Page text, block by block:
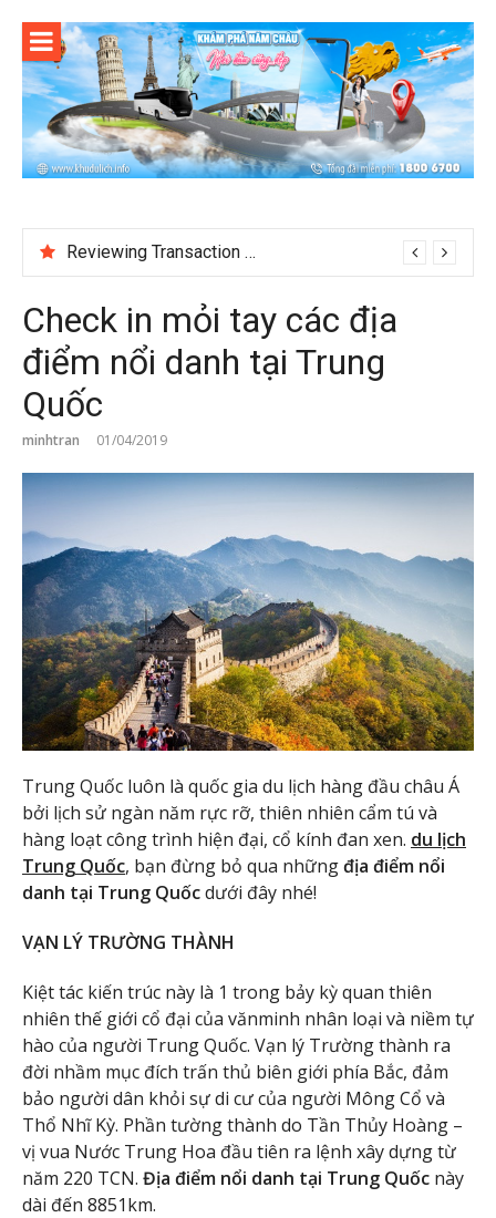
content
Reviewing Transaction History at BetNinja UK
Check in mỏi tay các địa
điểm nổi danh tại Trung
Quốc
minhtran 01/04/2019
Trung Quốc luôn là quốc gia du lịch hàng đầu châu Á
bởi lịch sử ngàn năm rực rỡ, thiên nhiên cẩm tú và
hàng loạt công trình hiện đại, cổ kính đan xen. du lịch
Trung Quốc, bạn đừng bỏ qua nhữngđịa điểm nổi
danh tại Trung Quốcdưới đây nhé!
VẠN LÝ TRƯỜNG THÀNH
Kiệt tác kiến trúc này là 1 trong bảy kỳ quan thiên
nhiên thế giới cổ đại của vănminh nhân loại và niềm tự
hào của người Trung Quốc. Vạn lý Trường thành ra
đời nhầm mục đích trấn thủ biên giới phía Bắc, đảm
bảo người dân khỏi sự di cư của người Mông Cổ và
Thổ Nhĩ Kỳ. Phần tường thành do Tần Thủy Hoàng –
vị vua Nước Trung Hoa đầu tiên ra lệnh xây dựng từ
năm 220 TCN. Địa điểm nổi danh tại Trung Quốc này
dài đến 8851km.